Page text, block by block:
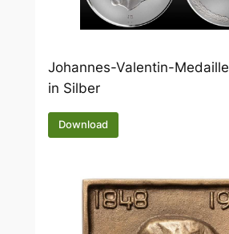
Johannes-Valentin-Medaille
in Silber
Download